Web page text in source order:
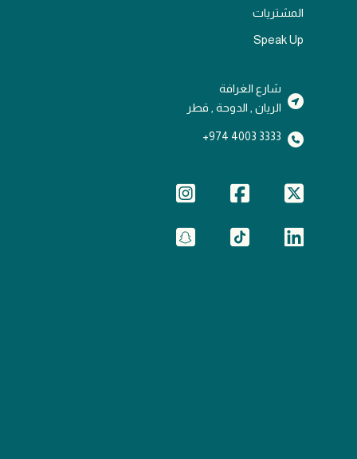
المشتريات
Speak Up
شارع الغرافة
الريان , الدوحة , قطر
3333 4003 974+